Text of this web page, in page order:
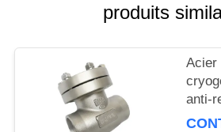
DEMANDEZ
UNE
CITATION
produits
Acier
anti-